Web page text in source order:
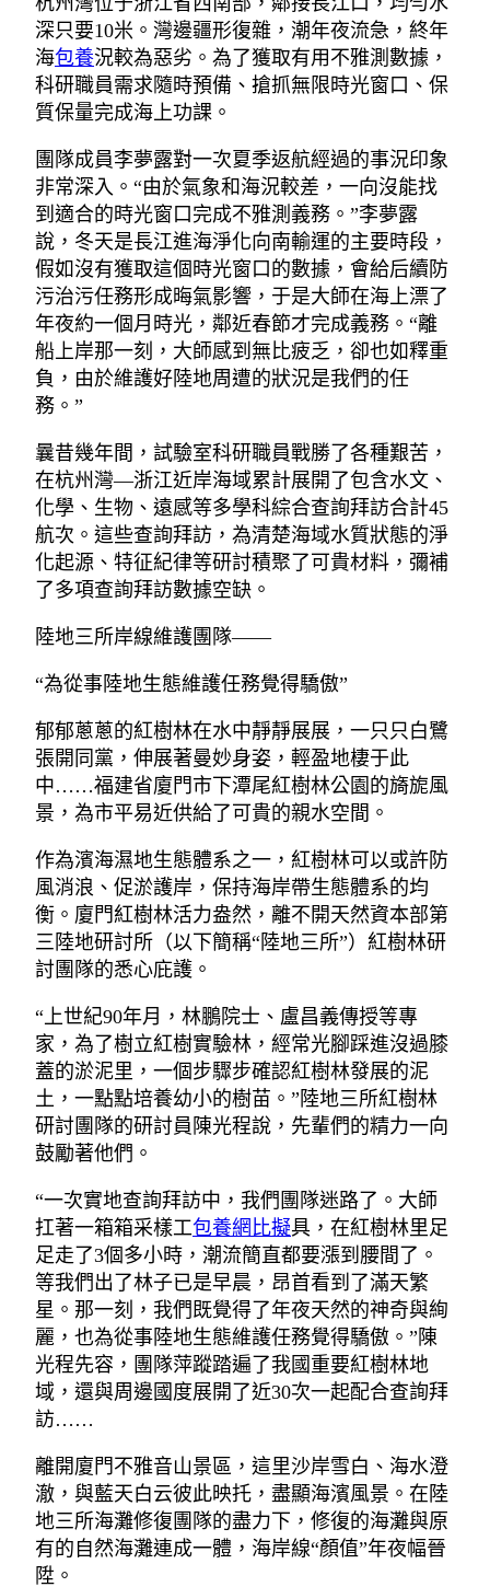
深只要10米。灣邊疆形復雜，潮年夜流急，終年
海包養況較為惡劣。為了獲取有用不雅測數據，
科研職員需求隨時預備、搶抓無限時光窗口、保
質保量完成海上功課。
團隊成員李夢露對一次夏季返航經過的事況印象
非常深入。“由於氣象和海況較差，一向沒能找
到適合的時光窗口完成不雅測義務。”李夢露
說，冬天是長江進海淨化向南輸運的主要時段，
假如沒有獲取這個時光窗口的數據，會給后續防
污治污任務形成晦氣影響，于是大師在海上漂了
年夜約一個月時光，鄰近春節才完成義務。“離
船上岸那一刻，大師感到無比疲乏，卻也如釋重
負，由於維護好陸地周遭的狀況是我們的任
務。”
曩昔幾年間，試驗室科研職員戰勝了各種艱苦，
在杭州灣—浙江近岸海域累計展開了包含水文、
化學、生物、遠感等多學科綜合查詢拜訪合計45
航次。這些查詢拜訪，為清楚海域水質狀態的淨
化起源、特征紀律等研討積聚了可貴材料，彌補
了多項查詢拜訪數據空缺。
陸地三所岸線維護團隊——
“為從事陸地生態維護任務覺得驕傲”
郁郁蔥蔥的紅樹林在水中靜靜展展，一只只白鷺
張開同黨，伸展著曼妙身姿，輕盈地棲于此
中……福建省廈門市下潭尾紅樹林公園的旖旎風
景，為市平易近供給了可貴的親水空間。
作為濱海濕地生態體系之一，紅樹林可以或許防
風消浪、促淤護岸，保持海岸帶生態體系的均
衡。廈門紅樹林活力盎然，離不開天然資本部第
三陸地研討所（以下簡稱“陸地三所”）紅樹林研
討團隊的悉心庇護。
“上世紀90年月，林鵬院士、盧昌義傳授等專
家，為了樹立紅樹實驗林，經常光腳踩進沒過膝
蓋的淤泥里，一個步驟步確認紅樹林發展的泥
土，一點點培養幼小的樹苗。”陸地三所紅樹林
研討團隊的研討員陳光程說，先輩們的精力一向
鼓勵著他們。
“一次實地查詢拜訪中，我們團隊迷路了。大師
扛著一箱箱采樣工包養網比擬具，在紅樹林里足
足走了3個多小時，潮流簡直都要漲到腰間了。
等我們出了林子已是早晨，昂首看到了滿天繁
星。那一刻，我們既覺得了年夜天然的神奇與絢
麗，也為從事陸地生態維護任務覺得驕傲。”陳
光程先容，團隊萍蹤踏遍了我國重要紅樹林地
域，還與周邊國度展開了近30次一起配合查詢拜
訪……
離開廈門不雅音山景區，這里沙岸雪白、海水澄
澈，與藍天白云彼此映托，盡顯海濱風景。在陸
地三所海灘修復團隊的盡力下，修復的海灘與原
有的自然海灘連成一體，海岸線“顏值”年夜幅晉
陞。